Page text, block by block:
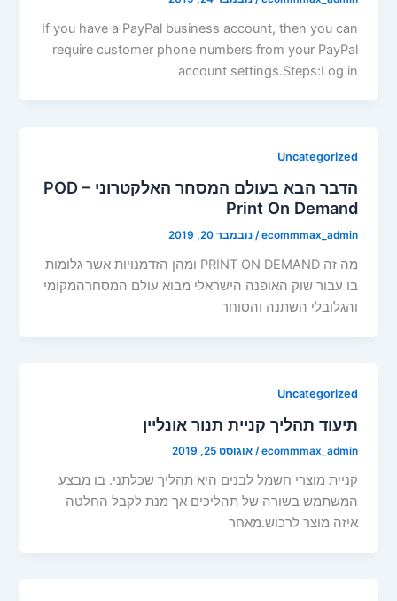
If you have a PayPal business account, then you can
require customer phone numbers from your PayPal
account settings.Steps:Log in
Uncategorized
הדבר הבא בעולם המסחר האלקטרוני POD –
Print On Demand
ecommmax_admin
/נובמבר 20, 2019
מה זה PRINT ON DEMAND ומהן הזדמנויות אשר גלומות
בו עבור שוק האופנה הישראלי מבוא עולם המסחרהמקומי
והגלובלי השתנה והסוחר
Uncategorized
תיעוד תהליך קניית תנור אונליין
ecommmax_admin
/אוגוסט 25, 2019
קניית מוצרי חשמל לבנים היא תהליך שכלתני. בו מבצע
המשתמש בשורה של תהליכים אך מנת לקבל החלטה
איזה מוצר לרכוש.מאחר